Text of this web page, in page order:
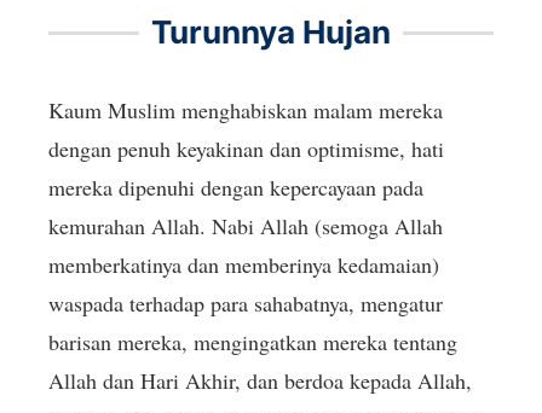
Turunnya Hujan
Kaum Muslim menghabiskan malam mereka
dengan penuh keyakinan dan optimisme, hati
mereka dipenuhi dengan kepercayaan pada
kemurahan Allah. Nabi Allah (semoga Allah
memberkatinya dan memberinya kedamaian)
waspada terhadap para sahabatnya, mengatur
barisan mereka, mengingatkan mereka tentang
Allah dan Hari Akhir, dan berdoa kepada Allah,